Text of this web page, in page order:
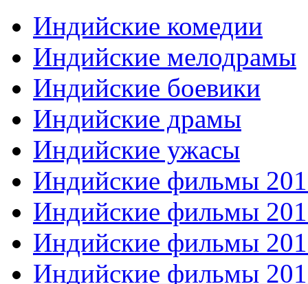
Индийские комедии
Индийские мелодрамы
Индийские боевики
Индийские драмы
Индийские ужасы
Индийские фильмы
Индийские фильмы
Индийские фильмы
Индийские фильмы